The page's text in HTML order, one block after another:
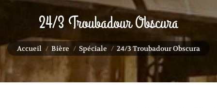
24/3 Troubadour Obscura
Vous êtes ici :
Accueil Bière Spéciale 24/3 Troubadour Obscura